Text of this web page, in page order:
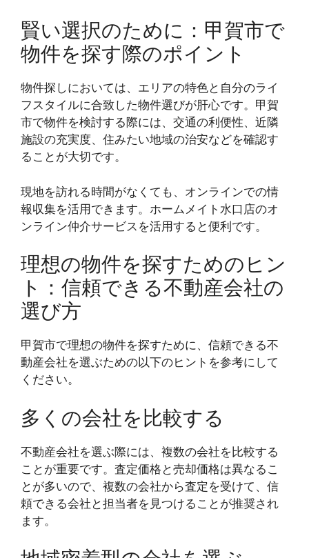
賢い選択のために：甲賀市で
物件を探す際のポイント
物件探しにおいては、エリアの特色と自分のライ
フスタイルに合致した物件選びが肝心です。甲賀
市で物件を検討する際には、交通の利便性、近隣
施設の充実度、住みたい地域の治安などを確認す
ることが大切です。
現地を訪れる時間がなくても、オンラインでの情
報収集を活用できます。ホームメイト水口店のオ
ンライン仲介サービスを活用すると便利です。
理想の物件を探すためのヒン
ト：信頼できる不動産会社の
選び方
甲賀市で理想の物件を探すために、信頼できる不
動産会社を選ぶための以下のヒントを参考にして
ください。
多くの会社を比較する
不動産会社を選ぶ際には、複数の会社を比較する
ことが重要です。査定価格と売却価格は異なるこ
とが多いので、複数の会社から査定を受けて、信
頼できる会社と担当者を見つけることが推奨され
ます。